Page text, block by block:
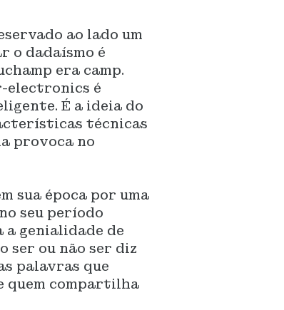
ao lado um
o dadaísmo é
era camp.
electronics é
É a ideia do
técnicas
provoca no
sua época por uma
seu período
a genialidade de
ser ou não ser diz
palavras que
quem compartilha